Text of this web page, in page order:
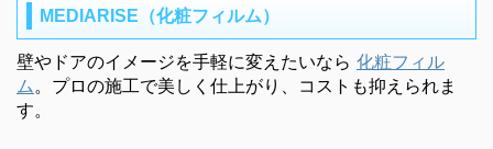
MEDIARISE（化粧フィルム）
壁やドアのイメージを手軽に変えたいなら 化粧フィル
ム 。プロの施工で美しく仕上がり、コストも抑えられま
す。